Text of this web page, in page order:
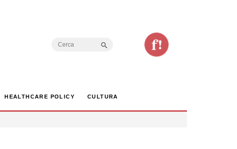
Search
HEALTHCARE POLICY CULTURA